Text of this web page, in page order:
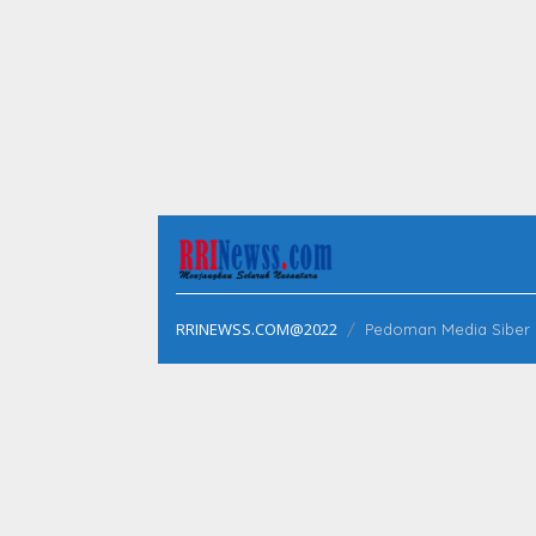
RRINEWSS.COM@2022 Pedoman Media Siber